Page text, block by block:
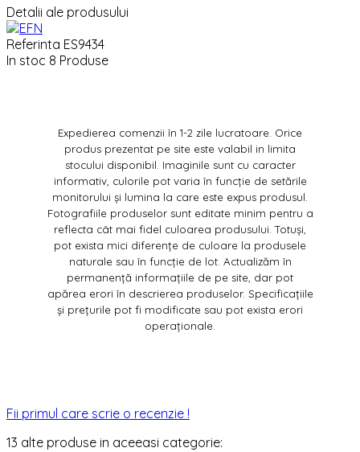
Detalii ale produsului
Referinta ES9434
In stoc 8 Produse
Expedierea comenzii în 1-2 zile lucratoare. Orice
produs prezentat pe site este valabil in limita
stocului disponibil. Imaginile sunt cu caracter
informativ, culorile pot varia în funcție de setările
monitorului și lumina la care este expus produsul.
Fotografiile produselor sunt editate minim pentru a
reflecta cât mai fidel culoarea produsului. Totuși,
pot exista mici diferențe de culoare la produsele
naturale sau în funcție de lot. Actualizăm în
permanență informațiile de pe site, dar pot
apărea erori în descrierea produselor. Specificațiile
și prețurile pot fi modificate sau pot exista erori
operaționale.
Fii primul care scrie o recenzie !
13 alte produse in aceeasi categorie: